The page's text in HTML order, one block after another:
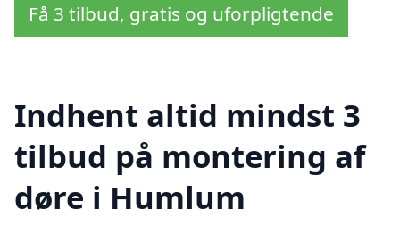
Få 3 tilbud, gratis og uforpligtende
Indhent altid mindst 3
tilbud på montering af
døre i Humlum